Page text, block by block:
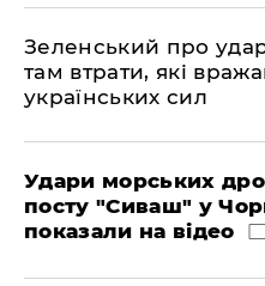
Зеленський про
там втрати, які
українських сил
Удари морських
посту "Сиваш" у
показали на відео